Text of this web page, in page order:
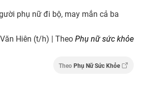
phụ nữ đi bộ, may mắn cả ba
Văn Hiên (t/h) | TheoPhụ nữ sức khỏe
TheoPhụ Nữ Sức Khỏe